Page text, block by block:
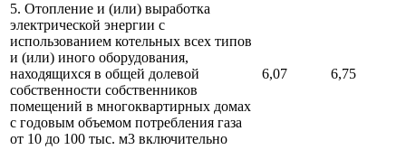
5. Отопление и (или) выработка
электрической энергии с
использованием котельных всех типов
и (или) иного оборудования,
находящихся в общей долевой
собственности собственников
помещений в многоквартирных домах
с годовым объемом потребления газа
от 10 до 100 тыс. м3 включительно
6,07 6,75